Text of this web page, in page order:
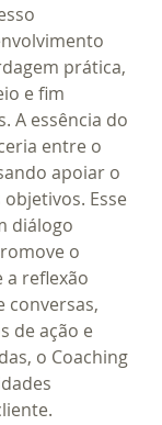
prática,
e fim
A essência do
entre o
apoiar o
Esse
diálogo
o
reflexão
conversas,
de ação e
o Coaching